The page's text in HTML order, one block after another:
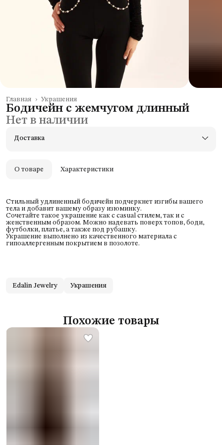
Украшения
Главная ›
Бодичейн с жемчугом длинный
Нет в наличии
Доставка
О товаре Характеристики
Стильный удлиненный бодичейн подчеркнет изгибы вашего
тела и добавит вашему образу изюминку.
Сочетайте такое украшение как с casual стилем, так и с
женственным образом. Можно надевать поверх топов, боди,
футболки, платье, а также под рубашку.
Украшение выполнено из качественного материала с
гипоаллергенным покрытием в позолоте.
Edalin Jewelry Украшения
Похожие товары